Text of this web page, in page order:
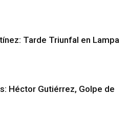
Tarde Triunfal en Lampa
Héctor Gutiérrez, Golpe de